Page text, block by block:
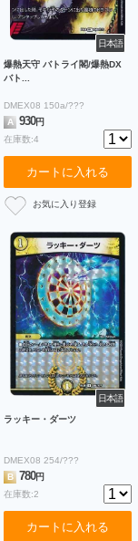
日本語
爆熱天守 バトライ閣/爆熱DX
バト...
DMEX08 150a/???
A
930円
在庫数:4
カートに入れる
日本語
ラッキー・ダーツ
DMEX08 254/???
B
780円
在庫数:2
カートに入れる